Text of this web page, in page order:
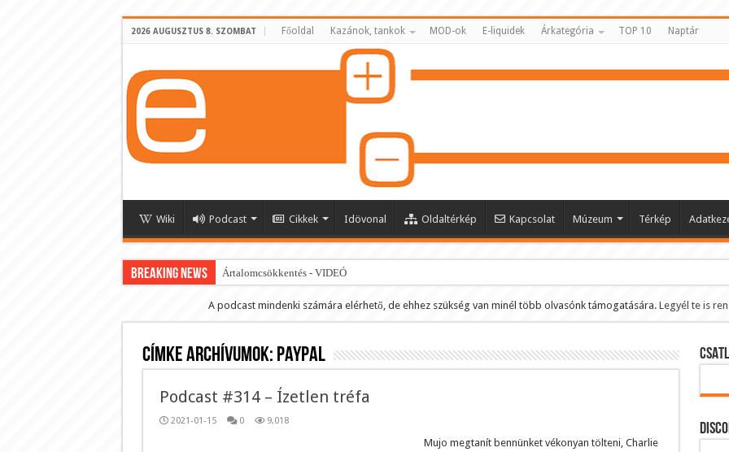
2026 AUGUSZTUS 8. SZOMBAT Főoldal Kazánok, tankok MOD-ok E-liquidek Árkategória TOP 10 Naptár
Wiki Podcast Cikkek Idövonal Oldaltérkép Kapcsolat Múzeum Térkép
BREAKING NEWS Ártalomcsökkentés - VIDEÓ
E-cigi használati szokások 2.0
Android Podcast alkalmazás letöltése
Párásító podcast lejátszási lista
A podcast mindenki számára elérhető, de ehhez szükség van minél több olvasónk támogatására. Legyél te is
Címke archívumok: paypal
Podcast #314 – Ízetlen tréfa
2021-01-15 0 9,018
Mujo megtanít bennünket vékonyan tölteni, Charlie